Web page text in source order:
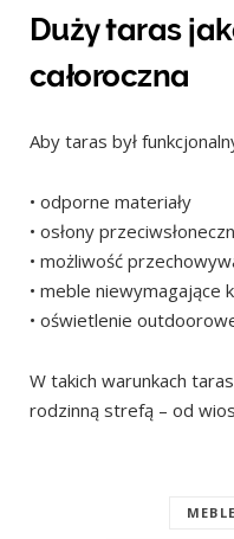
Duży taras
całoroczna
Aby taras był
• odporne materiały
• osłony
• możliwość
• meble niewymagające
• oświetlenie
W takich warunkach
rodzinną strefą – od